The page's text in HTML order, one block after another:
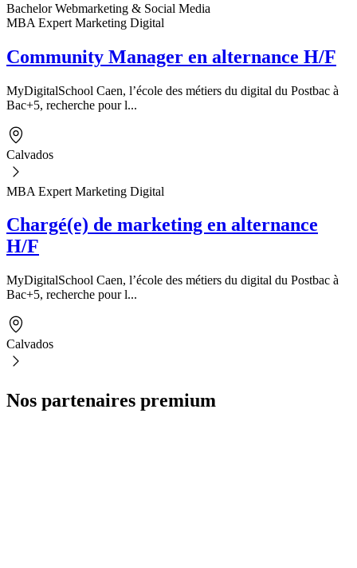
Bachelor Webmarketing & Social Media
MBA Expert Marketing Digital
Community Manager en alternance H/F
MyDigitalSchool Caen, l’école des métiers du digital du Postbac à
Bac+5, recherche pour l...
Calvados
MBA Expert Marketing Digital
Chargé(e) de marketing en alternance
H/F
MyDigitalSchool Caen, l’école des métiers du digital du Postbac à
Bac+5, recherche pour l...
Calvados
Nos partenaires premium